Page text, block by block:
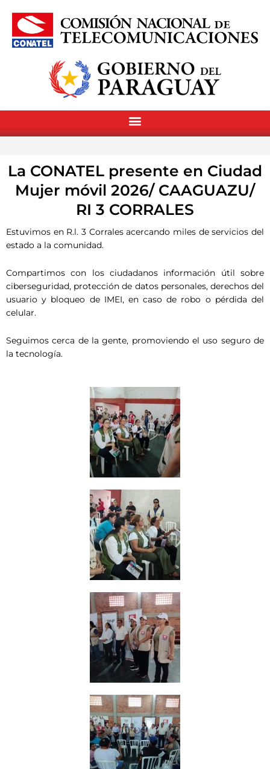
La CONATEL presente en Ciudad
Mujer móvil 2026/ CAAGUAZU/
RI 3 CORRALES
Estuvimos en R.l. 3 Corrales acercando miles de servicios del
estado a la comunidad.
Compartimos con los ciudadanos información útil sobre
ciberseguridad, protección de datos personales, derechos del
usuario y bloqueo de IMEI, en caso de robo o pérdida del
celular.
Seguimos cerca de la gente, promoviendo el uso seguro de
la tecnología.